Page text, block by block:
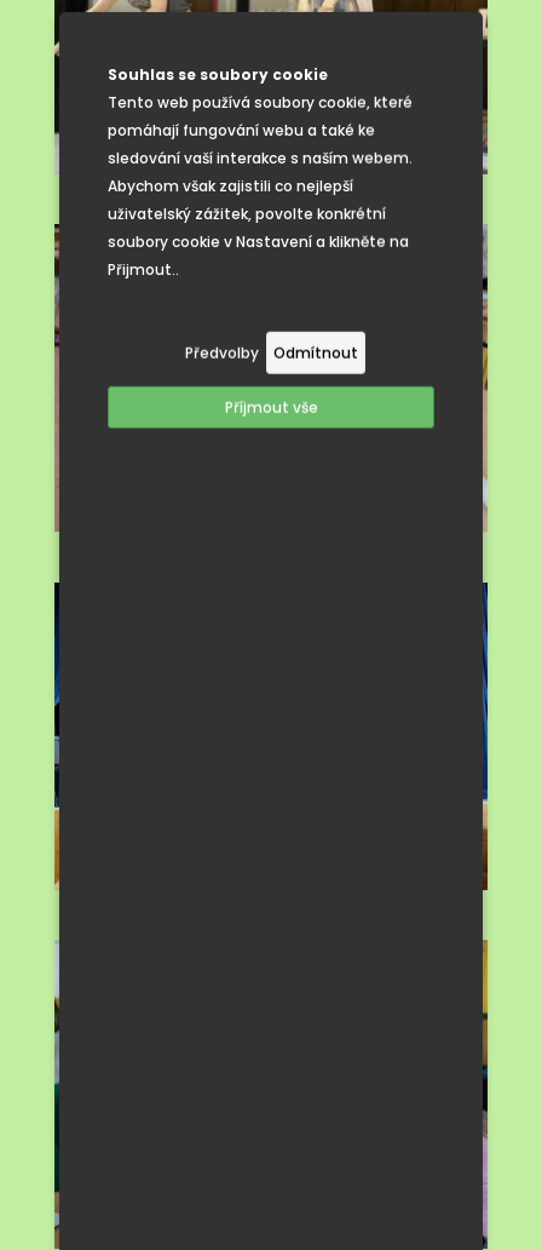
Souhlas se soubory cookie
Tento web používá soubory cookie, které
pomáhají fungování webu a také ke
sledování vaší interakce s naším webem.
Abychom však zajistili co nejlepší
uživatelský zážitek, povolte konkrétní
soubory cookie v Nastavení a klikněte na
Přijmout..
Předvolby Odmítnout
Příjmout vše